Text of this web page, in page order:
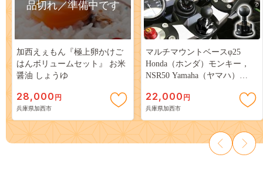
品切れ／準備中です
加西えぇもん『極上卵かけご
はんボリュームセット』 お米
醤油 しょうゆ
28,000 円
兵庫県加西市
マルチマウントベースφ25
Honda（ホンダ）モンキー，
NSR50 Yamaha（ヤマハ）
品
22,000 円
兵庫県加西市